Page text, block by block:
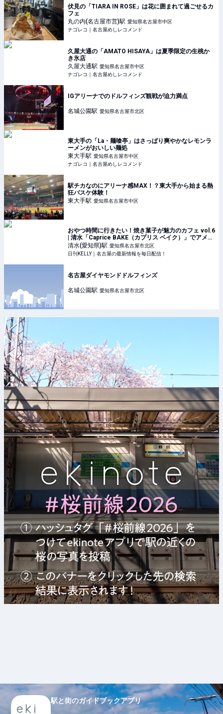
伏見の「TIARA IN ROSE」は花に囲まれて過ごせるカ
フェ
丸の内(名古屋市営)駅 愛知県名古屋市中区
ナゴレコ｜名古屋めしレコメンド
久屋大通の「AMATO HISAYA」は夏季限定の生桃か
き氷店
久屋大通駅 愛知県名古屋市中区
ナゴレコ｜名古屋めしレコメンド
IGアリーナでのドルフィンズ観戦が迫力満点
名城公園駅 愛知県名古屋市北区
東大手の「La・麺喰亭」はさっぱり爽やかなレモンラ
ーメンがおいしい麺処
東大手駅 愛知県名古屋市中区
ナゴレコ｜名古屋めしレコメンド
駅チカなのにアリーナ感MAX！？東大手から始まる熱
狂バスケ体験！
東大手駅 愛知県名古屋市中区
おやつ時間に行きたい！焼き菓子が魅力のカフェ vol.6
| 清水「Caprice BAKE（カプリス ベイク）」でアメリ
カンマフィンを堪能 | 日刊KELLY｜名古屋の最新情報を
毎日配信！
清水(愛知県)駅 愛知県名古屋市北区
日刊KELLY｜名古屋の最新情報を毎日配信！
名古屋ダイヤモンドドルフィンズ
名城公園駅 愛知県名古屋市北区
駅と街のガイドブックアプリ